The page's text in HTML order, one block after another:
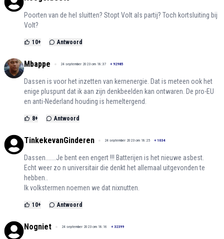
Poorten van de hel sluitten? Stopt Volt als partij? Toch kortsluiting bij
Volt?
10+ Antwoord
Mbappe 24 september 2023 om 18:37 + 92985
Dassen is voor het inzetten van kernenergie. Dat is meteen ook het
enige pluspunt dat ik aan zijn denkbeelden kan ontwaren. De pro-EU
en anti-Nederland houding is hemeltergend.
8+ Antwoord
TinkekevanGinderen 24 september 2023 om 18:25 + 1034
Dassen.......Je bent een engert !!! Batterijen is het nieuwe asbest.
Echt weer zo n universitair die denkt het allemaal uitgevonden te
hebben..
Ik volkstermen noemen we dat nixnutten.
10+ Antwoord
Nogniet 24 september 2023 om 18:16 + 32399